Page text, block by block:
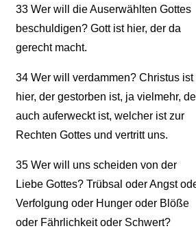
33Wer will die Auserwählten Gottes
beschuldigen? Gott ist hier, der da
gerecht macht.
34Wer will verdammen? Christus ist
hier, der gestorben ist, ja vielmehr,
auch auferweckt ist, welcher ist zur
Rechten Gottes und vertritt uns.
35Wer will uns scheiden von der
Liebe Gottes? Trübsal oder Angst
Verfolgung oder Hunger oder Blöße
oder Fährlichkeit oder Schwert?